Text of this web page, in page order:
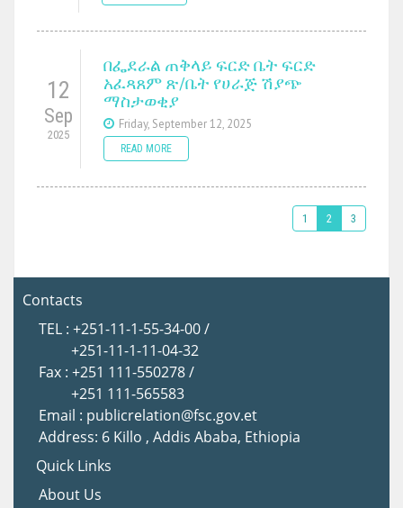
12
Sep
2025
በፌደራል ጠቅላይ ፍርድ ቤት ፍርድ
አፈጻጸም ጽ/ቤት የሀራጅ ሽያጭ
ማስታወቂያ
Friday, September 12, 2025
READ MORE
1 2 3
Contacts
TEL : +251-11-1-55-34-00 /
+251-11-1-11-04-32
Fax : +251 111-550278 /
+251 111-565583
Email : publicrelation@fsc.gov.et
Address: 6 Killo , Addis Ababa, Ethiopia
Quick Links
About Us